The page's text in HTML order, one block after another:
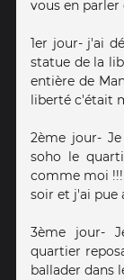
vous en parler
1er jour- j'ai
statue de la
entière de
liberté c'était
2ème jour-
soho le
comme moi
soir et j'ai pue
3ème jour-
quartier
ballader dans